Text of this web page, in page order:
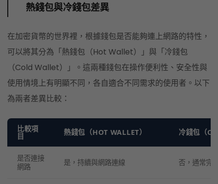
熱錢包與冷錢包差異
在加密貨幣的世界裡，根據錢包是否能夠連上網路的特性，
可以將其分為「熱錢包（Hot Wallet）」與「冷錢包
（Cold Wallet）」。這兩種錢包在操作便利性、安全性與
使用情境上有明顯不同，各自適合不同需求的使用者。以下
為兩者差異比較：
比較項
目 熱錢包（HOT WALLET） 冷錢包（
是否連接
網路
是，持續與網路連線 否，通常完